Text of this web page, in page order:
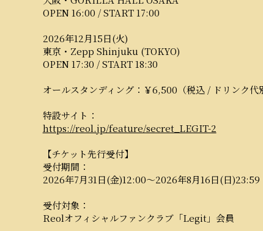
OPEN 16:00 / START 17:00
2026年12月15日(火)
東京・Zepp Shinjuku (TOKYO)
OPEN 17:30 / START 18:30
オールスタンディング：￥6,500（税込 / ドリンク代
特設サイト：
https://reol.jp/feature/secret_LEGIT-2
【チケット先行受付】
受付期間：
2026年7月31日(金)12:00〜2026年8月16日(日)23:59
受付対象：
Reolオフィシャルファンクラブ「Legit」会員